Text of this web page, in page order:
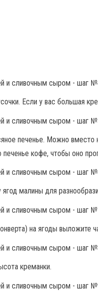
Если у вас большая
печенье. Можно вместо
кофе, чтобы оно
малины для
на ягоды выложите
креманки.